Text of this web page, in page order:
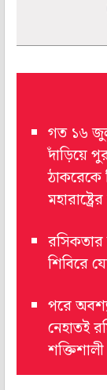
গত ১৬
দাঁড়িয়ে
ঠাকরেকে
শিবিরে
পরে
নেহাতই